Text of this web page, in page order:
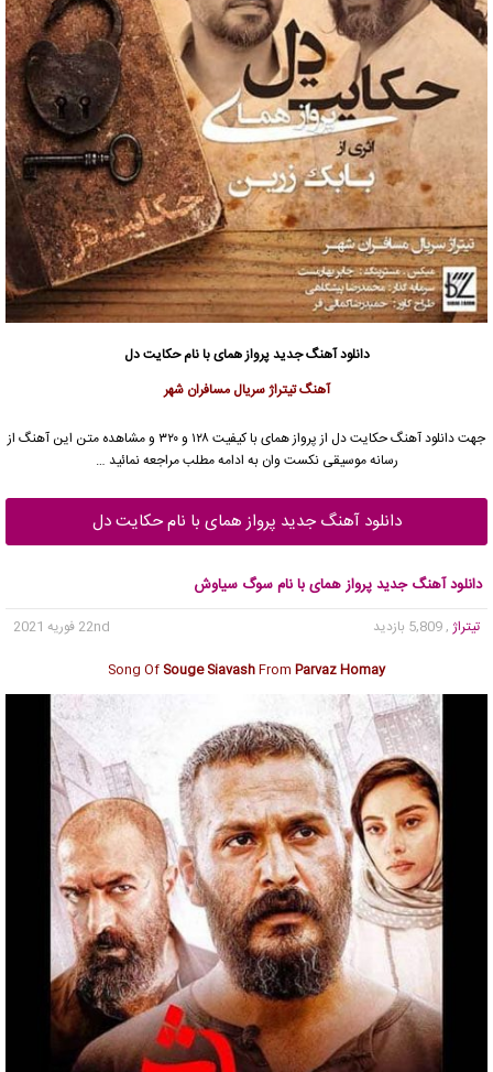
دانلود آهنگ جدیدپرواز همایبا نام حکایت دل
آهنگ تیتراژ سریال مسافران شهر
جهت دانلود آهنگ حکایت دل از پرواز همای
با کیفیت ۱۲۸ و ۳۲۰ و مشاهده متن این آهنگ از
رسانه موسیقی نکست وان به ادامه مطلب مراجعه نمائید …
دانلود آهنگ جدید پرواز همای با نام حکایت دل
دانلود آهنگ جدید پرواز همای با نام سوگ سیاوش
تیتراژ , 5,809 بازدید
22nd فوریه 2021
Song Of Souge SiavashFrom Parvaz Homay